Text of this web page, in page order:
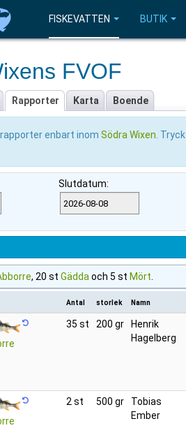
FISKEVATTEN BUTIK
FVOF
Rapporter Karta Boende
enbart inom Södra Wixen . Tryck
Slutdatum:
, 20 st Gädda och 5 st Mört
Antal storlek Namn
35 st 200 gr
Henrik
Hagelberg
2 st 500 gr
Tobias
Ember